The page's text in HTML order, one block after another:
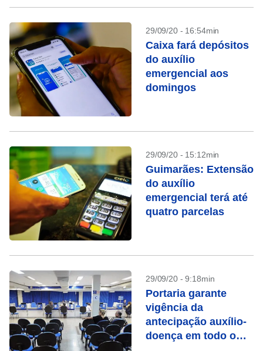
29/09/20 - 16:54min
Caixa fará depósitos
do auxílio
emergencial aos
domingos
29/09/20 - 15:12min
Guimarães: Extensão
do auxílio
emergencial terá até
quatro parcelas
29/09/20 - 9:18min
Portaria garante
vigência da
antecipação auxílio-
doença em todo o